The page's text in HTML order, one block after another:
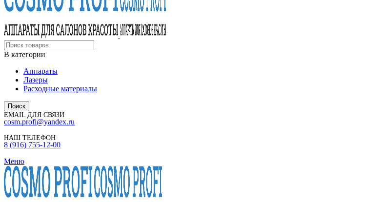
В категории
Аппараты
Лазеры
Расходные материалы
Поиск
EMAIL ДЛЯ СВЯЗИ
cosm.profi@yandex.ru
НАШ ТЕЛЕФОН
8 (916) 755-12-00
Меню